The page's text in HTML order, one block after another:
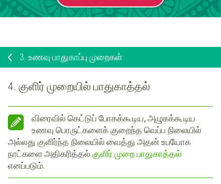
3. உணவு பாதுகாப்பு முறைகள்
4. குளிர் முறையில் பாதுகாத்தல்
விரைவில் கெட்டுப் போகக்கூடிய, அழுகக்கூடிய
உணவு பொருட்களைக்குறைந்த வெப்ப நிலையில்
அல்லது குளிர்ந்த நிலையில் வைத்து அதன் உபயோக
நாட்களை அதிகரித்தல் குளிர் முறை பாதுகாத்தல்
எனப்படும்.